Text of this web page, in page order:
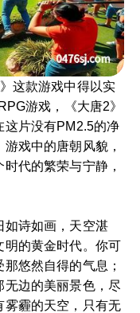
这款游戏中得以实
游戏，《大唐2》
这片没有PM2.5的净
戏中的唐朝风貌，
代的繁荣与宁静，
如诗如画，天空湛
明的黄金时代。你可
悠然自得的气息；
边的美丽景色，尽
雾霾的天空，只有无